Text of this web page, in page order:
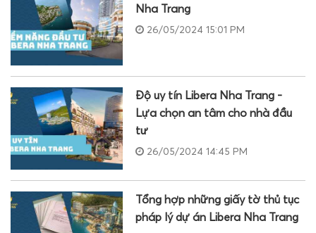
Nha Trang
26/05/2024 15:01 PM
Độ uy tín Libera Nha Trang -
Lựa chọn an tâm cho nhà đầu
tư
26/05/2024 14:45 PM
Tổng hợp những giấy tờ thủ tục
pháp lý dự án Libera Nha Trang